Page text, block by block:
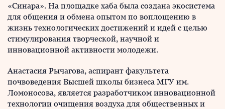
«Синара». На площадке хаба была создана экосистема
для общения и обмена опытом по воплощению в
жизнь технологических достижений и идей с целью
стимулирования творческой, научной и
инновационной активности молодежи.
Анастасия Рычагова, аспирант факультета
почвоведения Высшей школы бизнеса МГУ им.
Ломоносова, является разработчиком инновационной
технологии очищения воздуха для общественных и